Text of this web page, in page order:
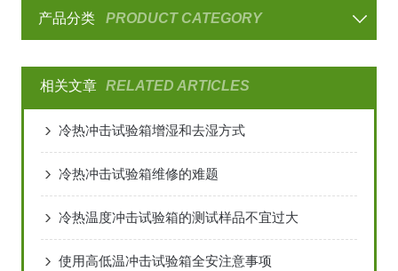
产品分类 PRODUCT CATEGORY
相关文章 RELATED ARTICLES
冷热冲击试验箱增湿和去湿方式
冷热冲击试验箱维修的难题
冷热温度冲击试验箱的测试样品不宜过大
使用高低温冲击试验箱全安注意事项